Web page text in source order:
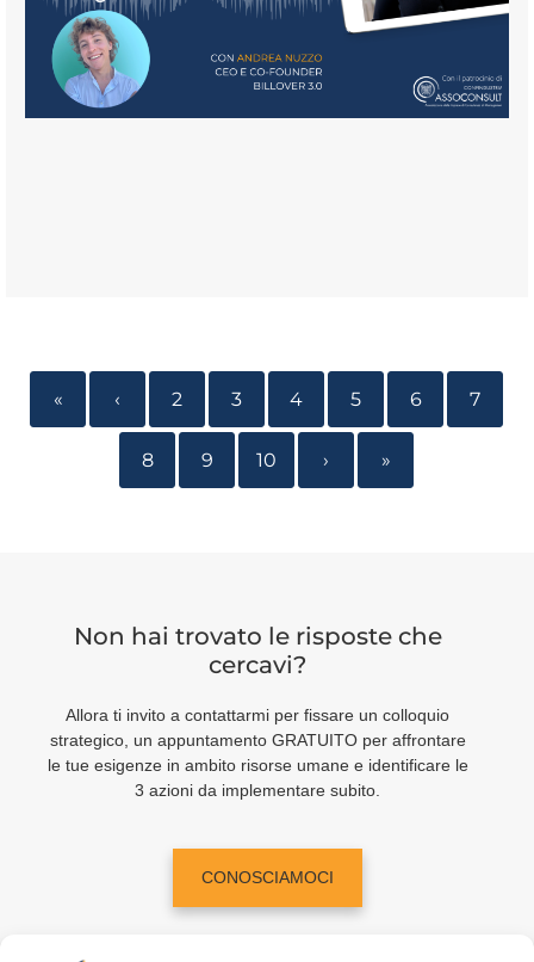
« ‹ 2 3 4 5 6 7
8 9 10 › »
Non hai trovato le risposte che
cercavi?
Allora ti invito a contattarmi per fissare un colloquio
strategico, un appuntamento GRATUITO per affrontare
le tue esigenze in ambito risorse umane e identificare le
3 azioni da implementare subito.
CONOSCIAMOCI